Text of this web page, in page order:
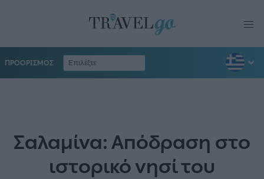
ΠΡΟΟΡΙΣΜΟΣ
Σαλαμίνα: Απόδραση στο
ιστορικό νησί του